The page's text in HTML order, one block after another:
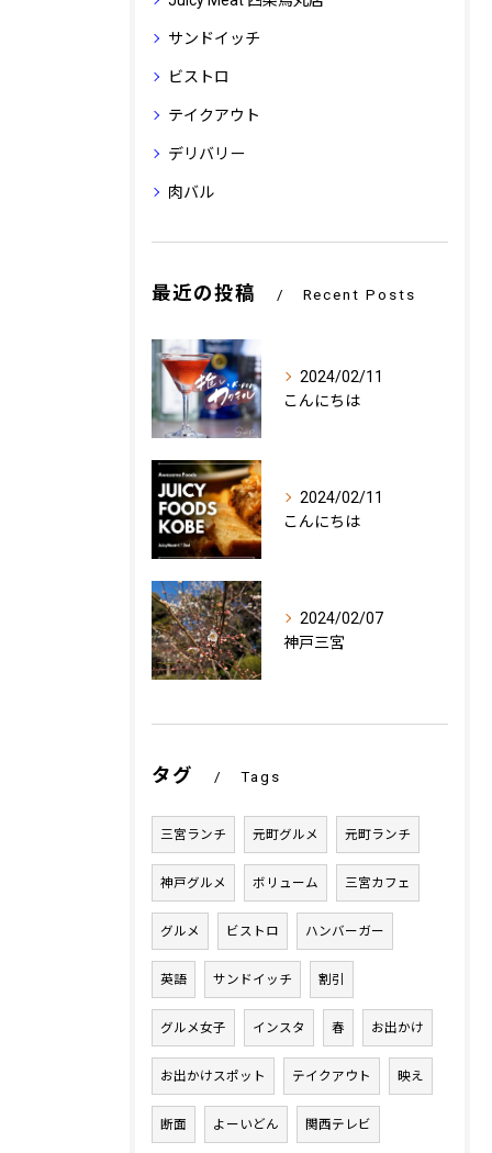
サンドイッチ
ビストロ
テイクアウト
デリバリー
肉バル
最近の投稿 Recent Posts
2024/02/11
こんにちは
2024/02/11
こんにちは
2024/02/07
神戸三宮
タグ Tags
三宮ランチ 元町グルメ 元町ランチ
神戸グルメ ボリューム 三宮カフェ
グルメ ビストロ ハンバーガー
英語 サンドイッチ 割引
グルメ女子 インスタ 春 お出かけ
お出かけスポット テイクアウト 映え
断面 よーいどん 関西テレビ